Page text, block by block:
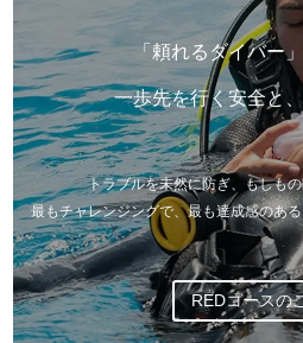
「頼れるダイバー」
一歩先を行く安全と
トラブルを未然に防ぎ、もしもの
最もチャレンジングで、最も達成感のあ
REDコースの